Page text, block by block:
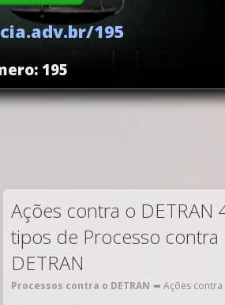
195
195
Ações contra o DETRAN
tipos de Processo contra
DETRAN
Processos contra o DETRAN ➥ Ações contra